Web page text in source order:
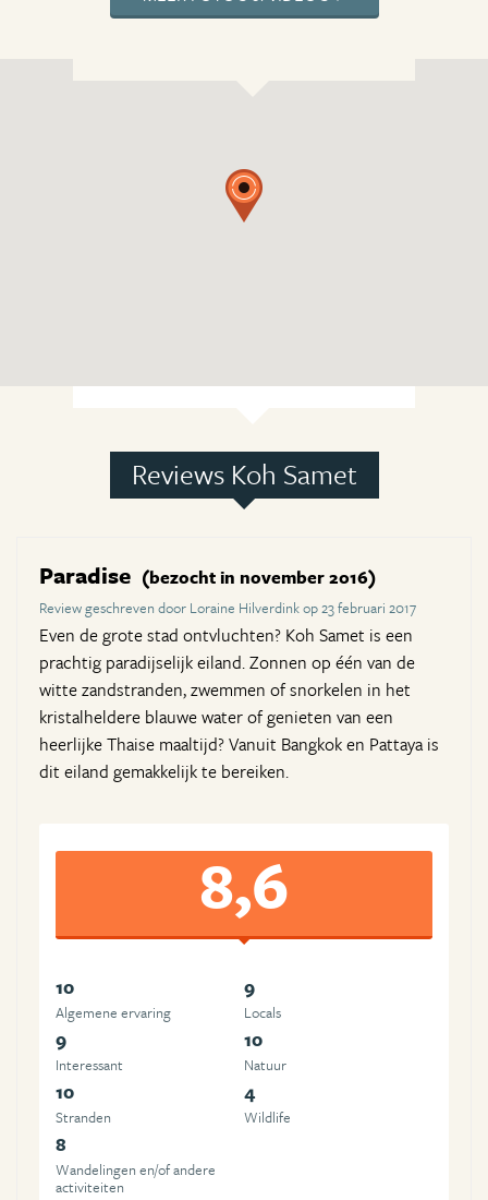
Reviews Koh Samet
Paradise (bezocht in november 2016)
Review geschreven door Loraine Hilverdink op 23 februari 2017
Even de grote stad ontvluchten? Koh Samet is een
prachtig paradijselijk eiland. Zonnen op één van de
witte zandstranden, zwemmen of snorkelen in het
kristalheldere blauwe water of genieten van een
heerlijke Thaise maaltijd? Vanuit Bangkok en Pattaya is
dit eiland gemakkelijk te bereiken.
8,6
10
Algemene ervaring
9
Locals
9
Interessant
10
Natuur
10
Stranden
4
Wildlife
8
Wandelingen en/of andere
activiteiten